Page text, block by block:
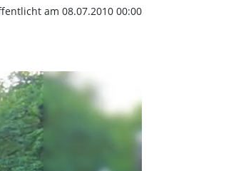
am 08.07.2010 00:00